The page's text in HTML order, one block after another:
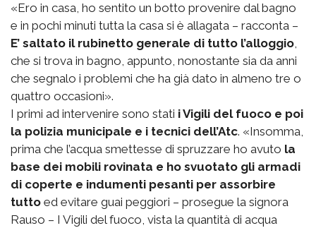
«Ero in casa, ho sentito un botto provenire dal bagno
e in pochi minuti tutta la casa si è allagata – racconta –
E’ saltato il rubinetto generale di tutto l’alloggio,
che si trova in bagno, appunto, nonostante sia da anni
che segnalo i problemi che ha già dato in almeno tre o
quattro occasioni».
I primi ad intervenire sono stati i Vigili del fuoco e poi
la polizia municipale e i tecnici dell’Atc. «Insomma,
prima che l’acqua smettesse di spruzzare ho avuto la
base dei mobili rovinata e ho svuotato gli armadi
di coperte e indumenti pesanti per assorbire
tutto ed evitare guai peggiori – prosegue la signora
Rauso – I Vigili del fuoco, vista la quantità di acqua